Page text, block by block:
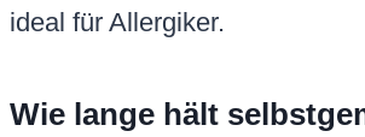
ideal für Allergiker.
Wie lange hält